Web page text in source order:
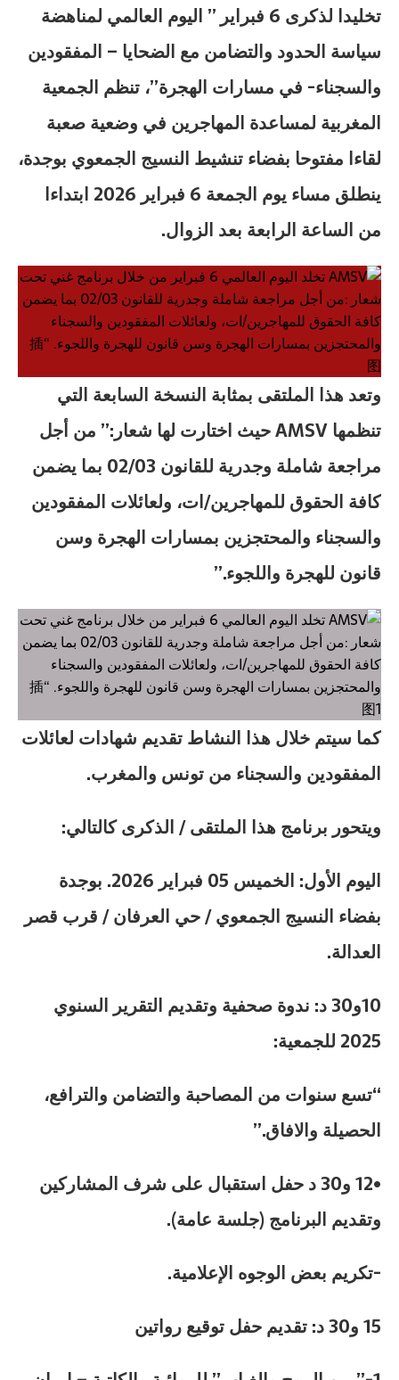
تخليدا لذكرى 6 فبراير ” اليوم العالمي لمناهضة
سياسة الحدود والتضامن مع الضحايا – المفقودين
والسجناء- في مسارات الهجرة”، تنظم الجمعية
المغربية لمساعدة المهاجرين في وضعية صعبة
لقاءا مفتوحا بفضاء تنشيط النسيج الجمعوي بوجدة،
ينطلق مساء يوم الجمعة 6 فبراير 2026 ابتداءا
من الساعة الرابعة بعد الزوال.
وتعد هذا الملتقى بمثابة النسخة السابعة التي
تنظمها AMSV حيث اختارت لها شعار:” من أجل
مراجعة شاملة وجدرية للقانون 02/03 بما يضمن
كافة الحقوق للمهاجرين/ات، ولعائلات المفقودين
والسجناء والمحتجزين بمسارات الهجرة وسن
قانون للهجرة واللجوء.”
كما سيتم خلال هذا النشاط تقديم شهادات لعائلات
المفقودين والسجناء من تونس والمغرب.
ويتحور برنامج هذا الملتقى / الذكرى كالتالي:
اليوم الأول: الخميس 05 فبراير 2026. بوجدة
بفضاء النسيج الجمعوي / حي العرفان / قرب قصر
العدالة.
10و30 د: ندوة صحفية وتقديم التقرير السنوي
2025 للجمعية:
“تسع سنوات من المصاحبة والتضامن والترافع،
الحصيلة والافاق.”
•12 و30 د حفل استقبال على شرف المشاركين
وتقديم البرنامج (جلسة عامة).
-تكريم بعض الوجوه الإعلامية.
15 و30 د: تقديم حفل توقيع رواتين